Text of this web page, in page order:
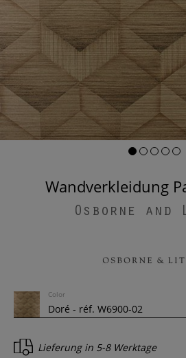
Wandverkleidung
Osborne
Color
Lieferung in 5-8 Werktage